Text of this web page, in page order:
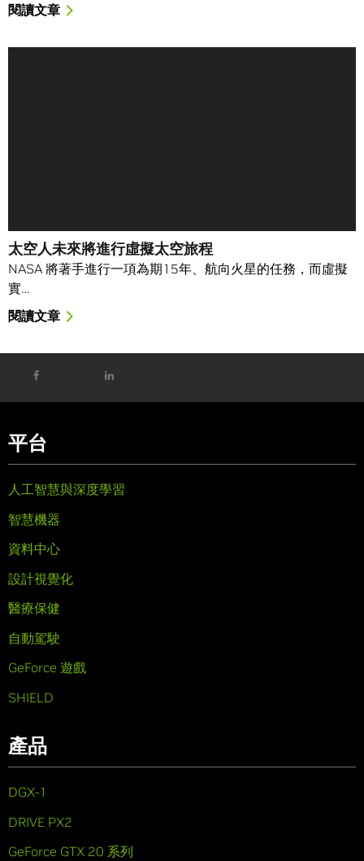
閱讀文章
太空人未來將進行虛擬太空旅程
NASA 將著手進行一項為期15年、航向火星的任務，而虛擬
實…
閱讀文章
平台
人工智慧與深度學習
智慧機器
資料中心
設計視覺化
醫療保健
自動駕駛
GeForce 遊戲
SHIELD
產品
DGX-1
DRIVE PX2
GeForce GTX 20 系列